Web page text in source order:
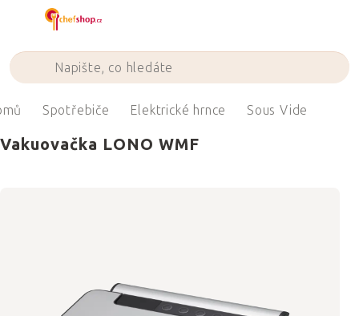
Spotřebiče Elektrické hrnce Sous Vide
Vakuovačka LONO WMF